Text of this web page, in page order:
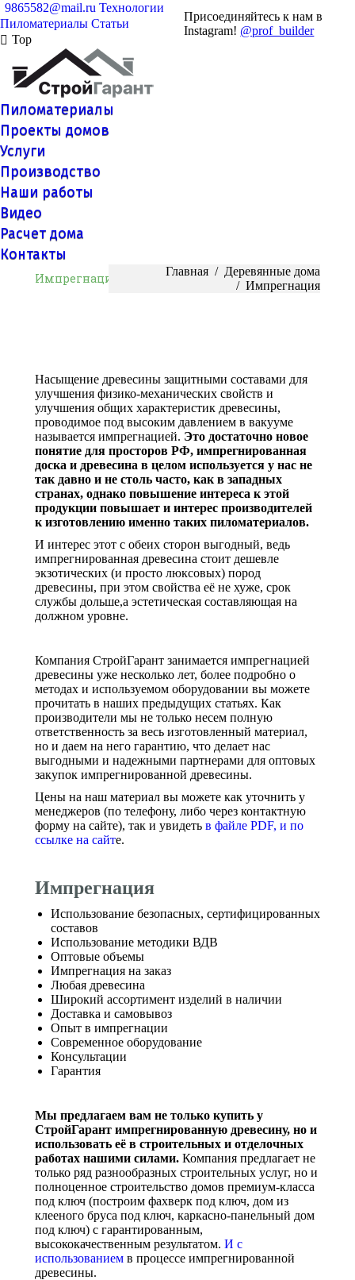
9865582@mail.ru Технологии
Пиломатериалы Статьи
Top
Присоединяйтесь к нам в
Instagram! @prof_builder
Пиломатериалы
Проекты домов
Услуги
Производство
Наши работы
Видео
Расчет дома
Контакты
Импрегнация Главная
Деревянные дома
Импрегнация
Насыщение древесины защитными составами для
улучшения физико-механических свойств и
улучшения общих характеристик древесины,
проводимое под высоким давлением в вакууме
называется импрегнацией. Это достаточно новое
понятие для просторов РФ, импрегнированная
доска и древесина в целом используется у нас не
так давно и не столь часто, как в западных
странах, однако повышение интереса к этой
продукции повышает и интерес производителей
к изготовлению именно таких пиломатериалов.
И интерес этот с обеих сторон выгодный, ведь
импрегнированная древесина стоит дешевле
экзотических (и просто люксовых) пород
древесины, при этом свойства её не хуже, срок
службы дольше,а эстетическая составляющая на
должном уровне.
Компания СтройГарант занимается импрегнацией
древесины уже несколько лет, более подробно о
методах и используемом оборудовании вы можете
прочитать в наших предыдущих статьях. Как
производители мы не только несем полную
ответственность за весь изготовленный материал,
но и даем на него гарантию, что делает нас
выгодными и надежными партнерами для оптовых
закупок импрегнированной древесины.
Цены на наш материал вы можете как уточнить у
менеджеров (по телефону, либо через контактную
форму на сайте), так и увидеть в файле PDF, и по
ссылке на сайте.
Импрегнация
Использование безопасных, сертифицированных
составов
Использование методики ВДВ
Оптовые объемы
Импрегнация на заказ
Любая древесина
Широкий ассортимент изделий в наличии
Доставка и самовывоз
Опыт в импрегнации
Современное оборудование
Консультации
Гарантия
Мы предлагаем вам не только купить у
СтройГарант импрегнированную древесину, но и
использовать её в строительных и отделочных
работах нашими силами. Компания предлагает не
только ряд разнообразных строительных услуг, но и
полноценное строительство домов премиум-класса
под ключ (построим фахверк под ключ, дом из
клееного бруса под ключ, каркасно-панельный дом
под ключ) с гарантированным,
высококачественным результатом. И с
использованием в процессе импрегнированной
древесины.